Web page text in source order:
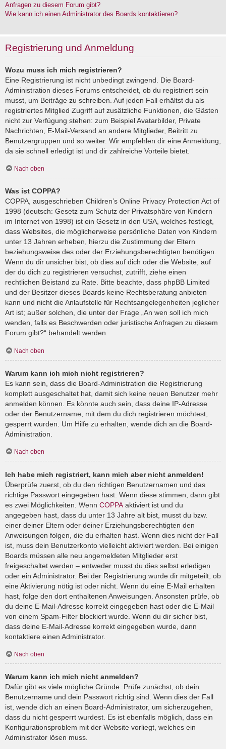
Anfragen zu diesem Forum gibt?
Wie kann ich einen Administrator des Boards kontaktieren?
Registrierung und Anmeldung
Wozu muss ich mich registrieren?
Eine Registrierung ist nicht unbedingt zwingend. Die Board-
Administration dieses Forums entscheidet, ob du registriert sein
musst, um Beiträge zu schreiben. Auf jeden Fall erhältst du als
registriertes Mitglied Zugriff auf zusätzliche Funktionen, die Gästen
nicht zur Verfügung stehen: zum Beispiel Avatarbilder, Private
Nachrichten, E-Mail-Versand an andere Mitglieder, Beitritt zu
Benutzergruppen und so weiter. Wir empfehlen dir eine Anmeldung,
da sie schnell erledigt ist und dir zahlreiche Vorteile bietet.
Nach oben
Was ist COPPA?
COPPA, ausgeschrieben Children’s Online Privacy Protection Act of
1998 (deutsch: Gesetz zum Schutz der Privatsphäre von Kindern
im Internet von 1998) ist ein Gesetz in den USA, welches festlegt,
dass Websites, die möglicherweise persönliche Daten von Kindern
unter 13 Jahren erheben, hierzu die Zustimmung der Eltern
beziehungsweise des oder der Erziehungsberechtigten benötigen.
Wenn du dir unsicher bist, ob dies auf dich oder die Website, auf
der du dich zu registrieren versuchst, zutrifft, ziehe einen
rechtlichen Beistand zu Rate. Bitte beachte, dass phpBB Limited
und der Besitzer dieses Boards keine Rechtsberatung anbieten
kann und nicht die Anlaufstelle für Rechtsangelegenheiten jeglicher
Art ist; außer solchen, die unter der Frage „An wen soll ich mich
wenden, falls es Beschwerden oder juristische Anfragen zu diesem
Forum gibt?“ behandelt werden.
Nach oben
Warum kann ich mich nicht registrieren?
Es kann sein, dass die Board-Administration die Registrierung
komplett ausgeschaltet hat, damit sich keine neuen Benutzer mehr
anmelden können. Es könnte auch sein, dass deine IP-Adresse
oder der Benutzername, mit dem du dich registrieren möchtest,
gesperrt wurden. Um Hilfe zu erhalten, wende dich an die Board-
Administration.
Nach oben
Ich habe mich registriert, kann mich aber nicht anmelden!
Überprüfe zuerst, ob du den richtigen Benutzernamen und das
richtige Passwort eingegeben hast. Wenn diese stimmen, dann gibt
es zwei Möglichkeiten. Wenn COPPA aktiviert ist und du
angegeben hast, dass du unter 13 Jahre alt bist, musst du bzw.
einer deiner Eltern oder deiner Erziehungsberechtigten den
Anweisungen folgen, die du erhalten hast. Wenn dies nicht der Fall
ist, muss dein Benutzerkonto vielleicht aktiviert werden. Bei einigen
Boards müssen alle neu angemeldeten Mitglieder erst
freigeschaltet werden – entweder musst du dies selbst erledigen
oder ein Administrator. Bei der Registrierung wurde dir mitgeteilt, ob
eine Aktivierung nötig ist oder nicht. Wenn du eine E-Mail erhalten
hast, folge den dort enthaltenen Anweisungen. Ansonsten prüfe, ob
du deine E-Mail-Adresse korrekt eingegeben hast oder die E-Mail
von einem Spam-Filter blockiert wurde. Wenn du dir sicher bist,
dass deine E-Mail-Adresse korrekt eingegeben wurde, dann
kontaktiere einen Administrator.
Nach oben
Warum kann ich mich nicht anmelden?
Dafür gibt es viele mögliche Gründe. Prüfe zunächst, ob dein
Benutzername und dein Passwort richtig sind. Wenn dies der Fall
ist, wende dich an einen Board-Administrator, um sicherzugehen,
dass du nicht gesperrt wurdest. Es ist ebenfalls möglich, dass ein
Konfigurationsproblem mit der Website vorliegt, welches ein
Administrator lösen muss.